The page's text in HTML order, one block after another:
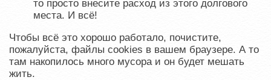
то просто внесите расход из этого долгового
места. И всё!
Чтобы всё это хорошо работало, почистите,
пожалуйста, файлы cookies в вашем браузере. А то
там накопилось много мусора и он будет мешать
жить.